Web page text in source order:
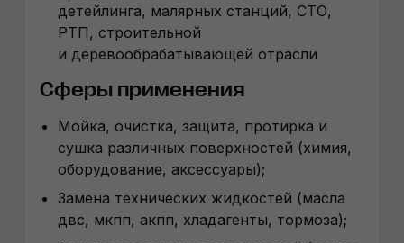
детейлинга, малярных станций, СТО,
РТП, строительной
и деревообрабатывающей отрасли
Сферы применения
Мойка, очистка, защита, протирка и
сушка различных поверхностей (химия,
оборудование, аксессуары);
Замена технических жидкостей (масла
двс, мкпп, акпп, хладагенты, тормоза);